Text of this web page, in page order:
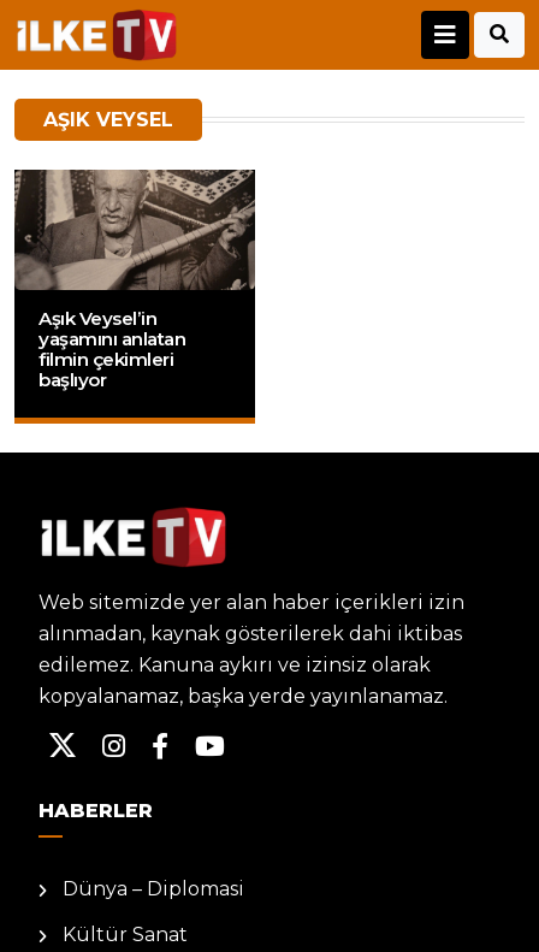
AŞIK VEYSEL
Aşık Veysel’in
yaşamını anlatan
filmin çekimleri
başlıyor
Web sitemizde yer alan haber içerikleri izin
alınmadan, kaynak gösterilerek dahi iktibas
edilemez. Kanuna aykırı ve izinsiz olarak
kopyalanamaz, başka yerde yayınlanamaz.
HABERLER
Dünya – Diplomasi
Kültür Sanat